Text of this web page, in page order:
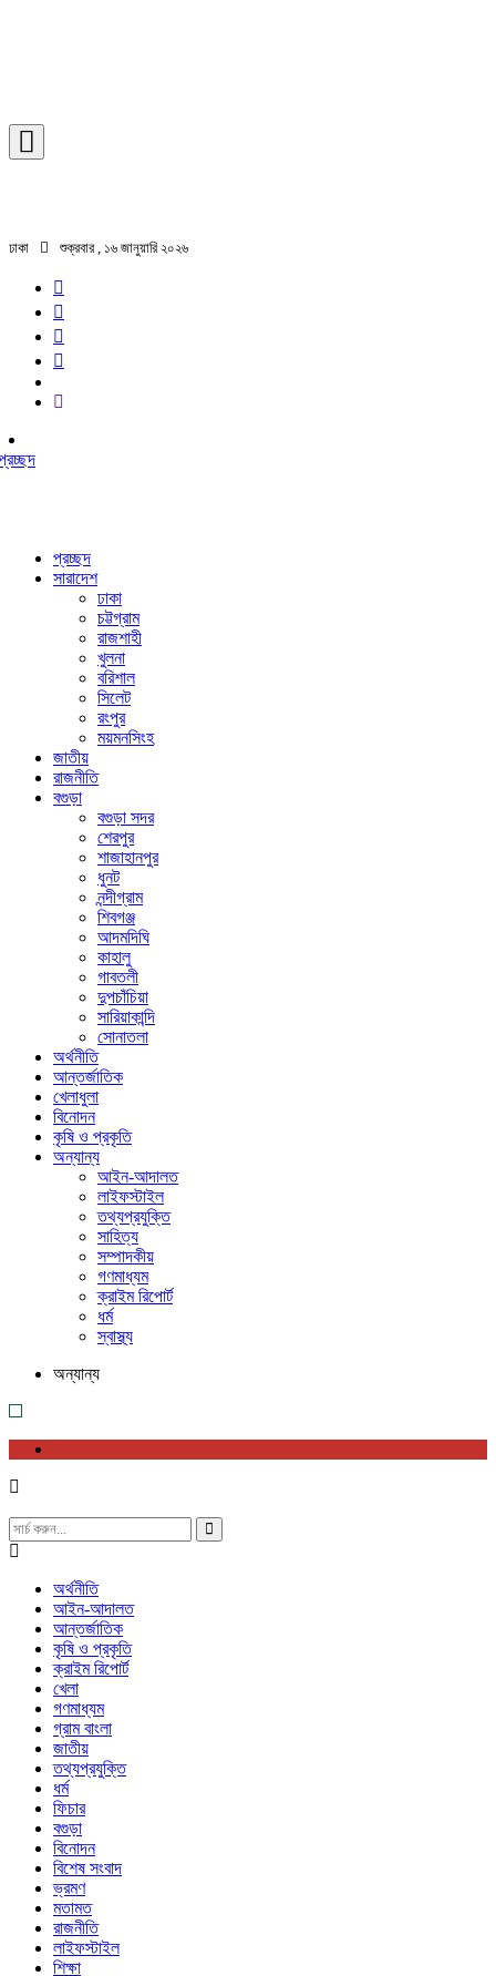
ঢাকা শুক্রবার , ১৬ জানুয়ারি ২০২৬
প্রচ্ছদ
সারাদেশ
ঢাকা
চট্টগ্রাম
রাজশাহী
খুলনা
বরিশাল
সিলেট
রংপুর
ময়মনসিংহ
জাতীয়
রাজনীতি
বগুড়া
বগুড়া সদর
শেরপুর
শাজাহানপুর
ধুনট
নন্দীগ্রাম
শিবগঞ্জ
আদমদিঘি
কাহালু
গাবতলী
দুপচাঁচিয়া
সারিয়াকান্দি
সোনাতলা
অর্থনীতি
আন্তর্জাতিক
খেলাধুলা
বিনোদন
কৃষি ও প্রকৃতি
অন্যান্য
আইন-আদালত
লাইফস্টাইল
তথ্যপ্রযুক্তি
সাহিত্য
সম্পাদকীয়
গণমাধ্যম
ক্রাইম রিপোর্ট
ধর্ম
স্বাস্থ্য
অন্যান্য
অর্থনীতি
আইন-আদালত
আন্তর্জাতিক
কৃষি ও প্রকৃতি
ক্রাইম রিপোর্ট
খেলা
গণমাধ্যম
গ্রাম বাংলা
জাতীয়
তথ্যপ্রযুক্তি
ধর্ম
ফিচার
বগুড়া
বিনোদন
বিশেষ সংবাদ
ভ্রমণ
মতামত
রাজনীতি
লাইফস্টাইল
শিক্ষা